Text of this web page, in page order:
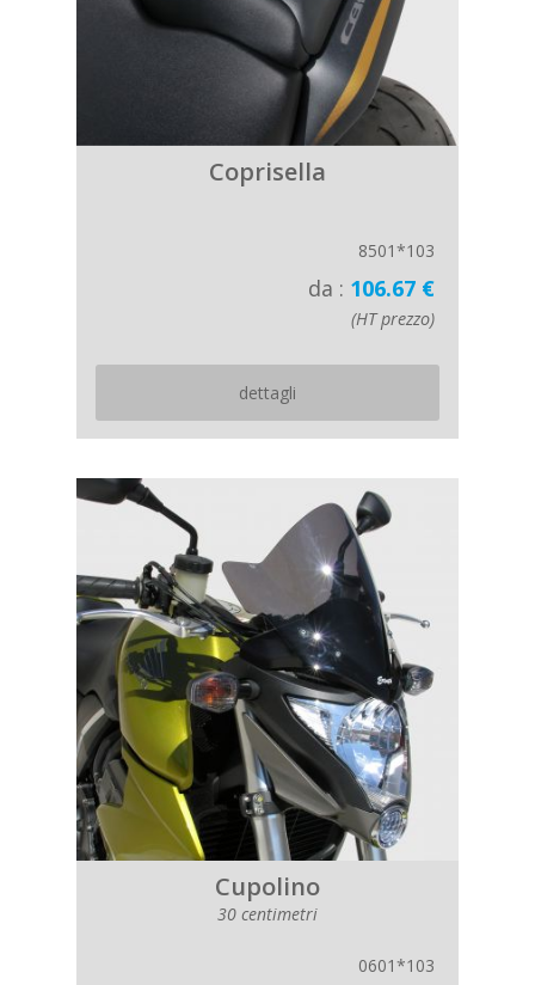
Coprisella
8501*103
da : 106.67 €
(HT prezzo)
dettagli
Cupolino
30 centimetri
0601*103